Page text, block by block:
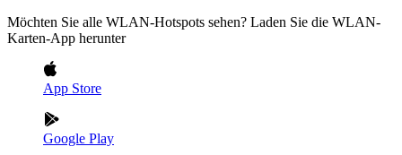
Möchten Sie alle WLAN-Hotspots sehen? Laden Sie die WLAN-
Karten-App herunter
App Store
Google Play